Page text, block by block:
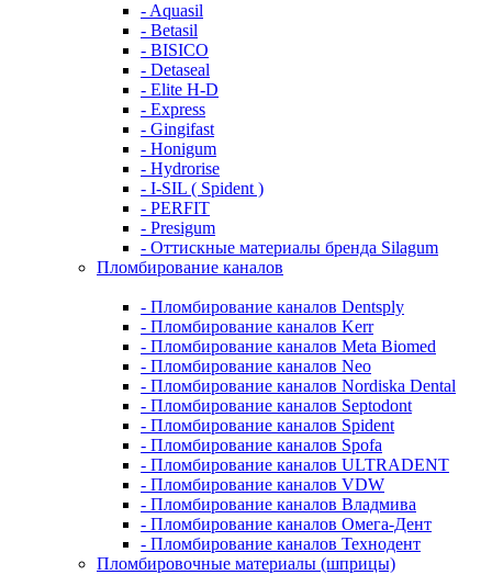
- Aquasil
- Betasil
- BISICO
- Detaseal
- Elite H-D
- Express
- Gingifast
- Honigum
- Hydrorise
- I-SIL ( Spident )
- PERFIT
- Presigum
- Оттискные материалы бренда Silagum
Пломбирование каналов
- Пломбирование каналов Dentsply
- Пломбирование каналов Kerr
- Пломбирование каналов Meta Biomed
- Пломбирование каналов Neo
- Пломбирование каналов Nordiska Dental
- Пломбирование каналов Septodont
- Пломбирование каналов Spident
- Пломбирование каналов Spofa
- Пломбирование каналов ULTRADENT
- Пломбирование каналов VDW
- Пломбирование каналов Владмива
- Пломбирование каналов Омега-Дент
- Пломбирование каналов Технодент
Пломбировочные материалы (шприцы)